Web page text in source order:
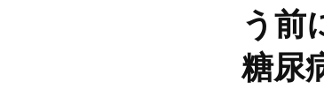
う前
糖尿